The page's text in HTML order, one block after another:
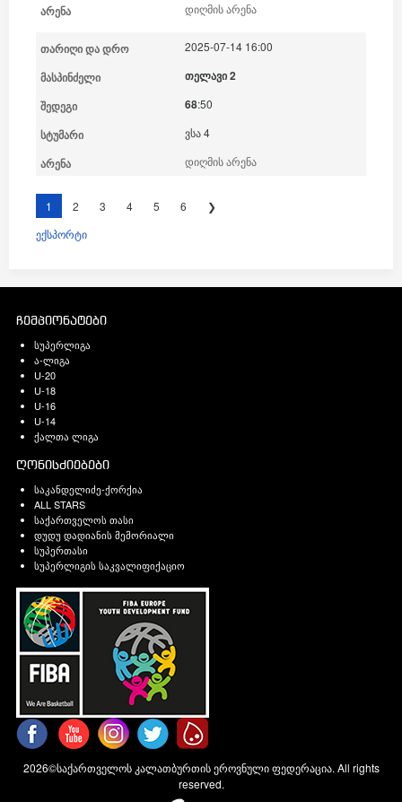
დიღმის არენა
2025-07-14 16:00
თელავი 2
68:50
ვსა 4
დიღმის არენა
1 2 3 4 5 6
❯
ექსპორტი
ჩემპიონატები
სუპერლიგა
ა-ლიგა
U-20
U-18
U-16
U-14
ქალთა ლიგა
ღონისძიებები
საკანდელიძე-ქორქია
ALL STARS
საქართველოს თასი
დუდუ დადიანის მემორიალი
სუპერთასი
სუპერლიგის საკვალიფიქაციო
2026©საქართველოს კალათბურთის ეროვნული ფედერაცია. All rights
reserved.